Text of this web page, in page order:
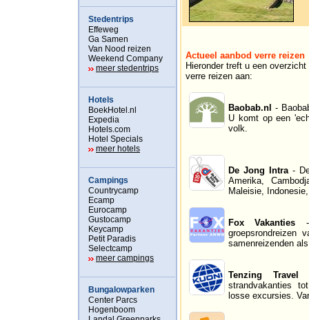
Stedentrips
Effeweg
Ga Samen
Van Nood reizen
Weekend Company
meer stedentrips
Hotels
BoekHotel.nl
Expedia
Hotels.com
Hotel Specials
meer hotels
Campings
Countrycamp
Ecamp
Eurocamp
Gustocamp
Keycamp
Petit Paradis
Selectcamp
meer campings
Bungalowparken
Center Parcs
Hogenboom
Actueel aanbod verre reizen
Hieronder treft u een
verre reizen aan:
Baobab.nl -
U komt op een
volk.
De Jong Intra- De
Amerika,
Maleisie,
Fox Vakanties -
groepsrondreizen
samenreizenden
Tenzing Travel
strandvakanties
losse excursies.